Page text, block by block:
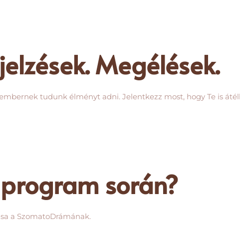
Megélések.
tudunk élményt adni. Jelentkezz most, hogy Te is
során?
a SzomatoDrámának.